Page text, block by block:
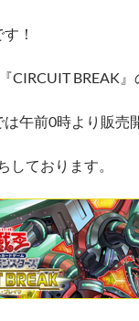
！
CIRCUIT BREAK』
は午前0時より販売
しております。